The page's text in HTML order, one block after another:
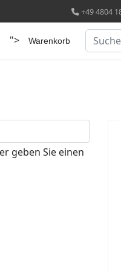
+49 4804
"> Warenkorb Suchen
geben Sie einen